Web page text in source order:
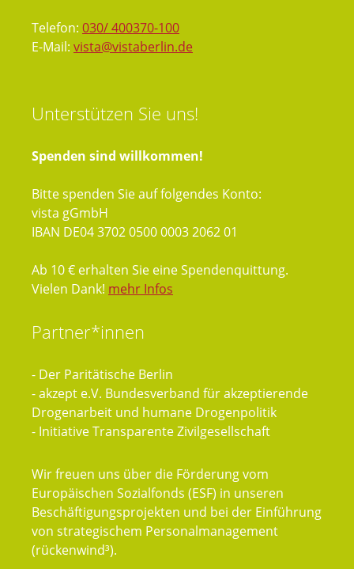
Telefon: 030/ 400370-100
E-Mail: vista@vistaberlin.de
Unterstützen Sie uns!
Spenden sind willkommen!
Bitte spenden Sie auf folgendes Konto:
vista gGmbH
IBAN DE04 3702 0500 0003 2062 01
Ab 10 € erhalten Sie eine Spendenquittung.
Vielen Dank! mehr Infos
Partner*innen
- Der Paritätische Berlin
- akzept e.V. Bundesverband für akzeptierende
Drogenarbeit und humane Drogenpolitik
- Initiative Transparente Zivilgesellschaft
Wir freuen uns über die Förderung vom
Europäischen Sozialfonds (ESF) in unseren
Beschäftigungsprojekten und bei der Einführung
von strategischem Personalmanagement
(rückenwind³).